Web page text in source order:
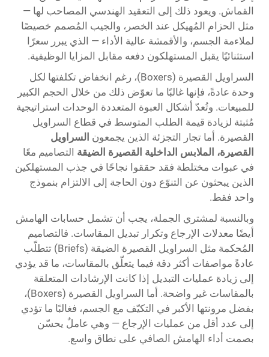
القماش. ويعود ذلك إلى التعقيد الهندسي المصاحب لها —
مثل الحزام المُهيكل عند الخصر، والجيب المُصمم خصيصًا
لملاءمة الجسم، والأقمشة عالية الأداء — الذي يبرر سعرًا
استثنائيًا يقبل المستهلكون دفعه مقابل المزايا الوظيفية.
السراويل القصيرة (Boxers)، رغم انخفاض تكلفتها لكل
وحدة عادةً، فإنها غالبًا ما تعوّض ذلك من خلال الحجم الكبير
للمبيعات. وتُعدّ أشكال العبوة المتعددة الوحدات استراتيجية
مُثبتة لزيادة قيمة الطلب المتوسط في قطاع السراويل
القصيرة. أما تجار التجزئة الذين يجمعون السراويل
القصيرة، الملابس الداخلية القصيرة الضيقة التصاميم معًا
في عبوات مختلطة فقد حققوا نجاحًا في جذب المستهلكين
الذين يبحثون عن التنوّع دون الحاجة إلى الالتزام بنموذج
واحد فقط.
وبالنسبة لمشتري الجملة، يجب أن تشمل حسابات الهامش
أيضًا معدلات الإرجاع وتكرار تبديل المقاسات. فالتصاميم
المُحكمة مثل السراويل القصيرة الضيقة (Briefs) تتطلّب
عادةً مواصفات أكثر دقة فيما يتعلّق بالمقاسات، ما قد يؤدي
إلى زيادة عمليات التبديل إذا كانت الإرشادات المتعلقة
بالمقاسات غير واضحة. أما السراويل القصيرة (Boxers)،
بفضل مرونتها الأكبر في التكيّف مع الجسم، فغالبًا ما تؤدي
إلى عدد أقل من عمليات الإرجاع — وهي عاملٌ يحسّن
بصمت أداء الهامش الصافي على نطاق واسع.